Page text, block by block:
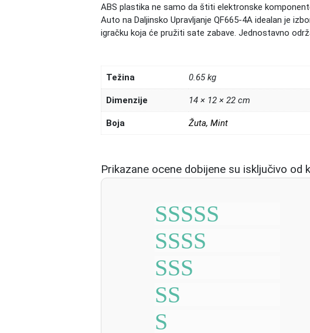
ABS plastika ne samo da štiti elektronske
Auto na Daljinsko Upravljanje QF665-4A idealan je
igračku koja će pružiti sate zabave. Jednostavno
Težina 0.65 kg
Dimenzije 14 × 12 × 22 cm
Boja Žuta, Mint
Prikazane ocene dobijene su isključivo od